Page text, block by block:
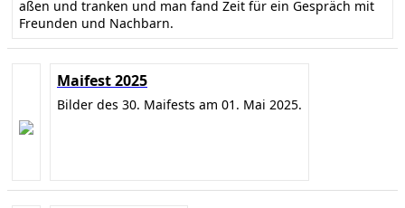
aßen und tranken und man fand Zeit für ein Gespräch mit
Freunden und Nachbarn.
Maifest 2025
Bilder des 30. Maifests am 01. Mai 2025.